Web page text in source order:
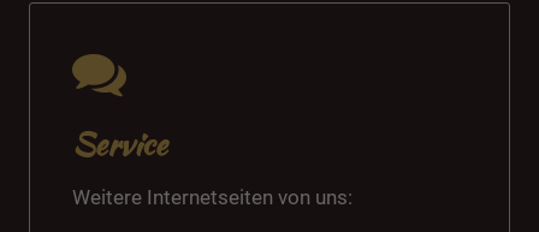
Service
Weitere Internetseiten von uns: